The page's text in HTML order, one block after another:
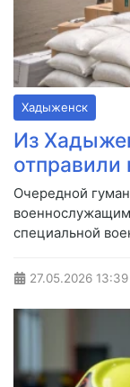
Хадыженск
Из
Очередной
специальной
27.05.2026 13:39